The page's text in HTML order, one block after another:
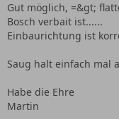
Gut möglich, =&gt;
Bosch verbait ist......
Einbaurichtung ist
Saug halt einfach mal
Habe die Ehre
Martin